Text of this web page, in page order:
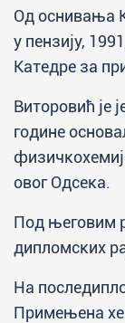
Од оснивања
у пензију,
Катедре за
Виторовић је
године
овог Одсека.
Под његовим
дипломских
На
Примењена